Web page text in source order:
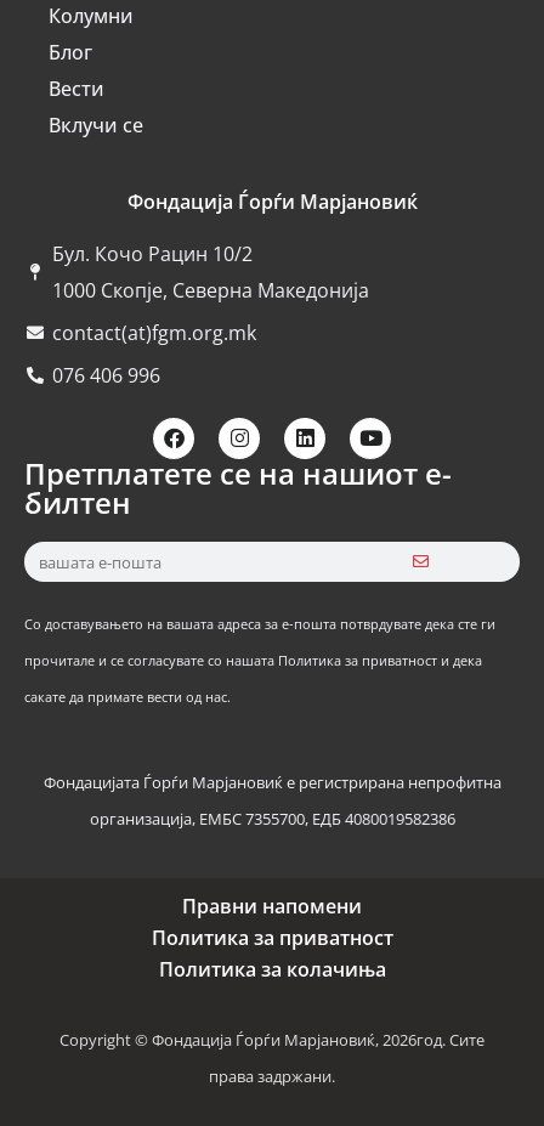
Колумни
Блог
Вести
Вклучи се
Фондација Ѓорѓи Марјановиќ
Бул. Кочо Рацин 10/2
1000 Скопје, Северна Македонија
contact(at)fgm.org.mk
076 406 996
Претплатете се на нашиот е-
билтен
Со доставувањето на вашата адреса за е-пошта потврдувате дека сте ги
прочитале и се согласувате со нашата Политика за приватност и дека
сакате да примате вести од нас.
Фондацијата Ѓорѓи Марјановиќ е регистрирана непрофитна
организација, ЕМБС 7355700, ЕДБ 4080019582386
Правни напомени
Политика за приватност
Политика за колачиња
Copyright © Фондација Ѓорѓи Марјановиќ, 2026год. Сите
права задржани.